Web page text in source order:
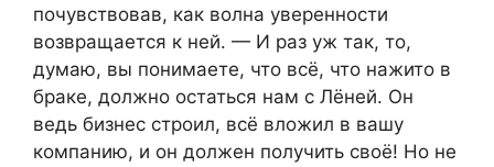
почувствовав, как волна уверенности
возвращается к ней. — И раз уж так, то,
думаю, вы понимаете, что всё, что нажито в
браке, должно остаться нам с Лёней. Он
ведь бизнес строил, всё вложил в вашу
компанию, и он должен получить своё! Но не